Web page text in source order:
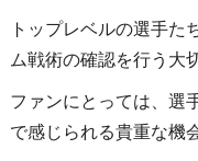
トップレベルの選手た
ム戦術の確認を行う大
ファンにとっては、選
で感じられる貴重な機